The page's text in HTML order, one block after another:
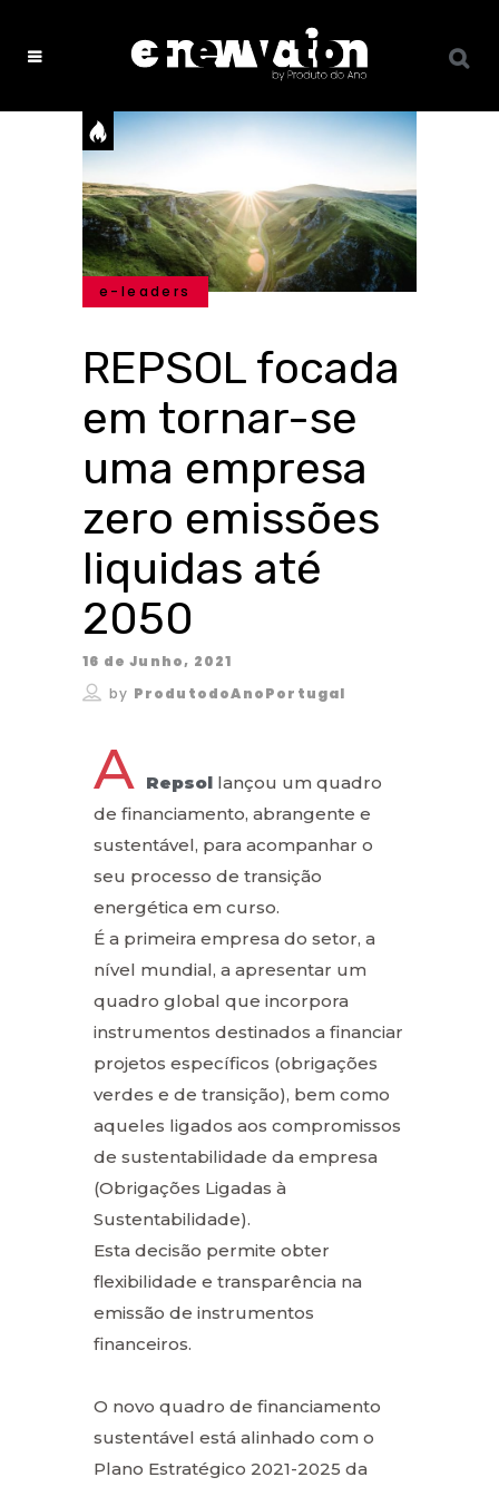
e-leaders
REPSOL focada
em tornar-se
uma empresa
zero emissões
liquidas até
2050
16 de Junho, 2021
by ProdutodoAnoPortugal
A Repsol lançou um quadro
de financiamento, abrangente e
sustentável, para acompanhar o
seu processo de transição
energética em curso.
É a primeira empresa do setor, a
nível mundial, a apresentar um
quadro global que incorpora
instrumentos destinados a financiar
projetos específicos (obrigações
verdes e de transição), bem como
aqueles ligados aos compromissos
de sustentabilidade da empresa
(Obrigações Ligadas à
Sustentabilidade).
Esta decisão permite obter
flexibilidade e transparência na
emissão de instrumentos
financeiros.
O novo quadro de financiamento
sustentável está alinhado com o
Plano Estratégico 2021-2025 da